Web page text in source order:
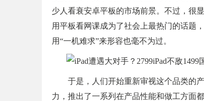
少人看衰安卓平板的市场前景。不过，很
用平板看网课成为了社会上最热门的话题
用“一机难求”来形容也毫不为过。
于是，人们开始重新审视这个品类的
力，推出了一系列在产品性能和做工方面